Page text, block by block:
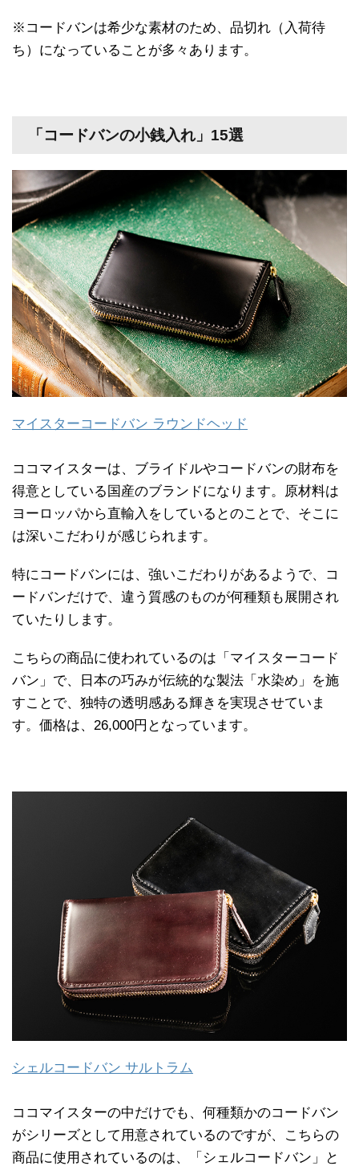
※コードバンは希少な素材のため、品切れ（入荷待
ち）になっていることが多々あります。
「コードバンの小銭入れ」15選
マイスターコードバン ラウンドヘッド
ココマイスターは、ブライドルやコードバンの財布を
得意としている国産のブランドになります。原材料は
ヨーロッパから直輸入をしているとのことで、そこに
は深いこだわりが感じられます。
特にコードバンには、強いこだわりがあるようで、コ
ードバンだけで、違う質感のものが何種類も展開され
ていたりします。
こちらの商品に使われているのは「マイスターコード
バン」で、日本の巧みが伝統的な製法「水染め」を施
すことで、独特の透明感ある輝きを実現させていま
す。価格は、26,000円となっています。
シェルコードバン サルトラム
ココマイスターの中だけでも、何種類かのコードバン
がシリーズとして用意されているのですが、こちらの
商品に使用されているのは、「シェルコードバン」と